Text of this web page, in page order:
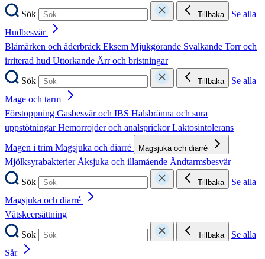
Sök
Tillbaka
Se alla
Hudbesvär
Blåmärken och åderbråck Eksem Mjukgörande Svalkande Torr och
irriterad hud Uttorkande Ärr och bristningar
Sök
Tillbaka
Se alla
Mage och tarm
Förstoppning Gasbesvär och IBS Halsbränna och sura
uppstötningarHemorrojder och analsprickorLaktosintolerans
Magen i trim Magsjuka och diarré Magsjuka och diarré
MjölksyrabakterierÅksjuka och illamående Ändtarmsbesvär
Sök
Tillbaka
Se alla
Magsjuka och diarré
Vätskeersättning
Sök
Tillbaka
Se alla
Sår